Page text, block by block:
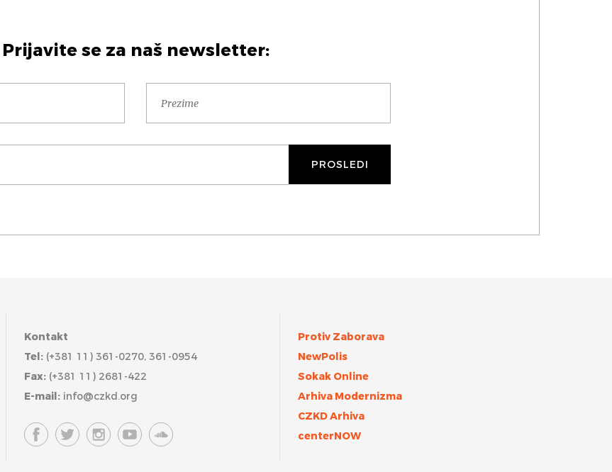
Prijavite se za naš newsletter:
Kontakt
Tel:(+381 11) 361-0270, 361-0954
Fax:(+381 11) 2681-422
E-mail: info@czkd.org
Protiv Zaborava
NewPolis
Sokak Online
Arhiva Modernizma
CZKD Arhiva
centerNOW